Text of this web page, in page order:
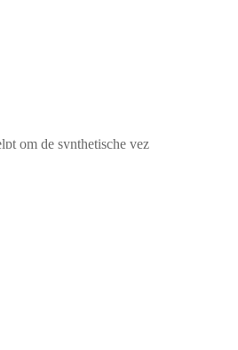
om de synthetische vez